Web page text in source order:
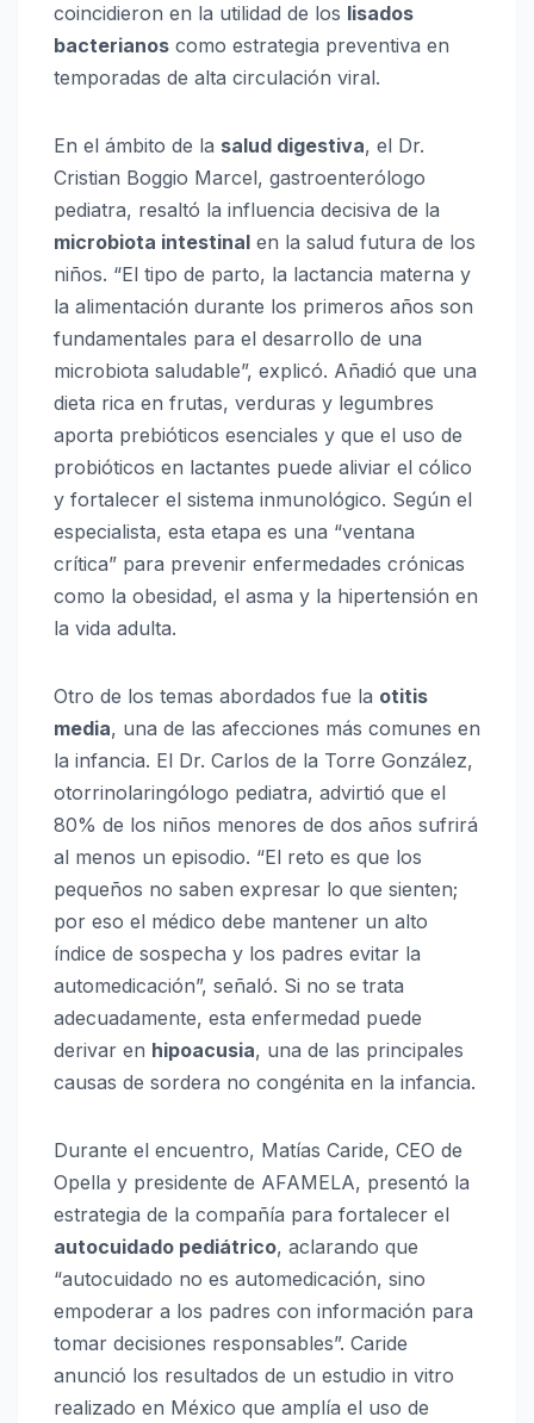
coincidieron en la utilidad de los lisados
bacterianos como estrategia preventiva en
temporadas de alta circulación viral.
En el ámbito de la salud digestiva, el Dr.
Cristian Boggio Marcel, gastroenterólogo
pediatra, resaltó la influencia decisiva de la
microbiota intestinal en la salud futura de los
niños. “El tipo de parto, la lactancia materna y
la alimentación durante los primeros años son
fundamentales para el desarrollo de una
microbiota saludable”, explicó. Añadió que una
dieta rica en frutas, verduras y legumbres
aporta prebióticos esenciales y que el uso de
probióticos en lactantes puede aliviar el cólico
y fortalecer el sistema inmunológico. Según el
especialista, esta etapa es una “ventana
crítica” para prevenir enfermedades crónicas
como la obesidad, el asma y la hipertensión en
la vida adulta.
Otro de los temas abordados fue la otitis
media, una de las afecciones más comunes en
la infancia. El Dr. Carlos de la Torre González,
otorrinolaringólogo pediatra, advirtió que el
80% de los niños menores de dos años sufrirá
al menos un episodio. “El reto es que los
pequeños no saben expresar lo que sienten;
por eso el médico debe mantener un alto
índice de sospecha y los padres evitar la
automedicación”, señaló. Si no se trata
adecuadamente, esta enfermedad puede
derivar en hipoacusia, una de las principales
causas de sordera no congénita en la infancia.
Durante el encuentro, Matías Caride, CEO de
Opella y presidente de AFAMELA, presentó la
estrategia de la compañía para fortalecer el
autocuidado pediátrico, aclarando que
“autocuidado no es automedicación, sino
empoderar a los padres con información para
tomar decisiones responsables”. Caride
anunció los resultados de un estudio in vitro
realizado en México que amplía el uso de